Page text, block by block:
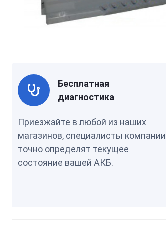
Бесплатная
диагностика
Приезжайте в любой из наших
магазинов, специалисты компании
точно определят текущее
состояние вашей АКБ.